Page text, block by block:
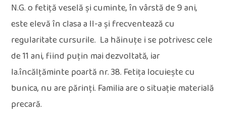
N.G. o fetiță veselă și cuminte, în vârstă de 9 ani,
este elevă în clasa a II-a și frecventează cu
regularitate cursurile. La hăinuțe i se potrivesc cele
de 11 ani, fiind puțin mai dezvoltată, iar
la.încălțăminte poartă nr. 38. Fetița locuiește cu
bunica, nu are părinți. Familia are o situație materială
precară.